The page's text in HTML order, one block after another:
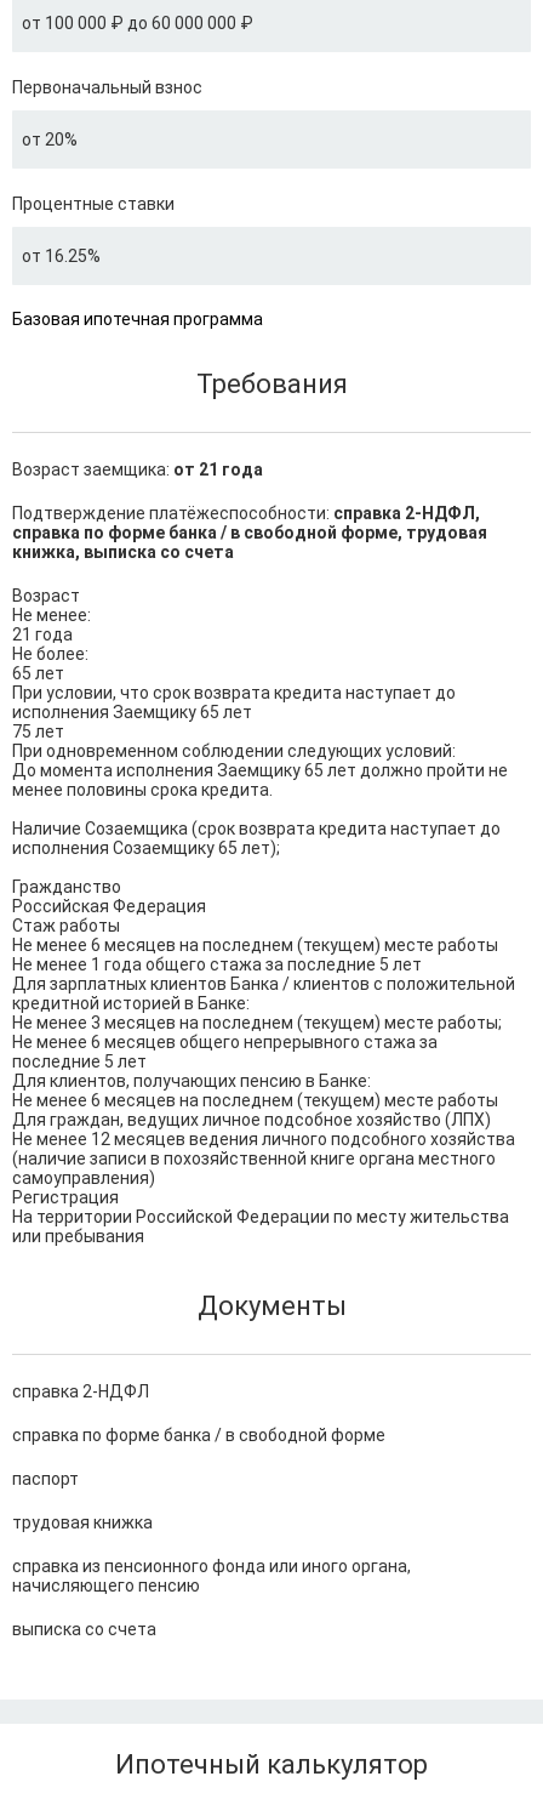
от 100 000 ₽ до 60 000 000 ₽
Первоначальный взнос
от 20%
Процентные ставки
от 16.25%
Базовая ипотечная программа
Требования
Возраст заемщика: от 21 года
Подтверждение платёжеспособности: справка 2-НДФЛ,
справка по форме банка / в свободной форме, трудовая
книжка, выписка со счета
Возраст
Не менее:
21 года
Не более:
65 лет
При условии, что срок возврата кредита наступает до
исполнения Заемщику 65 лет
75 лет
При одновременном соблюдении следующих условий:
До момента исполнения Заемщику 65 лет должно пройти не
менее половины срока кредита.
Наличие Созаемщика (срок возврата кредита наступает до
исполнения Созаемщику 65 лет);
Гражданство
Российская Федерация
Стаж работы
Не менее 6 месяцев на последнем (текущем) месте работы
Не менее 1 года общего стажа за последние 5 лет
Для зарплатных клиентов Банка / клиентов с положительной
кредитной историей в Банке:
Не менее 3 месяцев на последнем (текущем) месте работы;
Не менее 6 месяцев общего непрерывного стажа за
последние 5 лет
Для клиентов, получающих пенсию в Банке:
Не менее 6 месяцев на последнем (текущем) месте работы
Для граждан, ведущих личное подсобное хозяйство (ЛПХ)
Не менее 12 месяцев ведения личного подсобного хозяйства
(наличие записи в похозяйственной книге органа местного
самоуправления)
Регистрация
На территории Российской Федерации по месту жительства
или пребывания
Документы
справка 2-НДФЛ
справка по форме банка / в свободной форме
паспорт
трудовая книжка
справка из пенсионного фонда или иного органа,
начисляющего пенсию
выписка со счета
Ипотечный калькулятор